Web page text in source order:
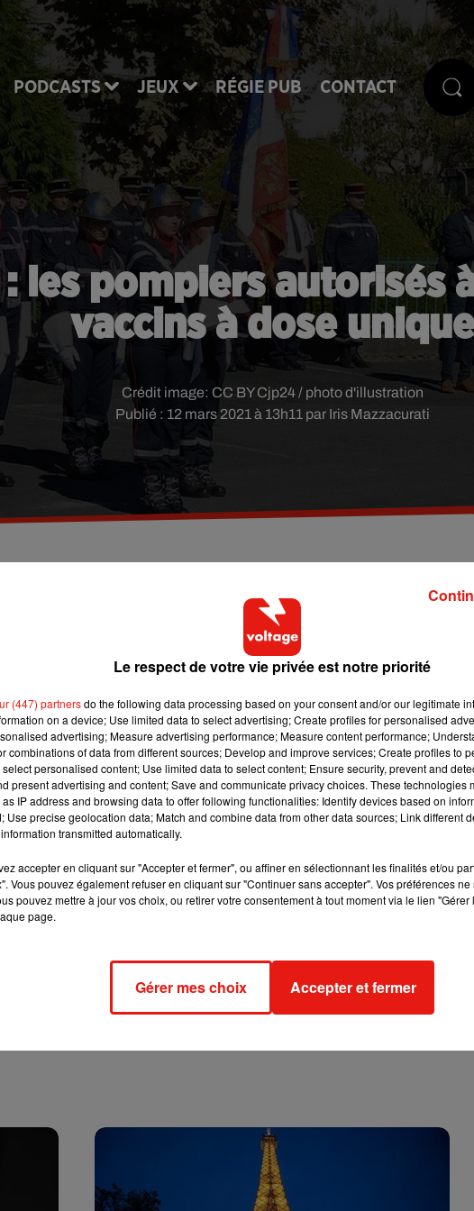
PODCASTS JEUX RÉGIE PUB CONTACT
les pompiers autorisés
vaccins à dose unique
Publié : 12 mars 2021 à 13h11 par Iris Mazzacurati
Crédit image: CC BY Cjp24 / photo d'illustration
tour. Ils ont reçu l'autorisation du gouvernement ce
de France Bleu Provence.
que les vaccins à dose unique. C’est-à-dire, le vaccin Janssen des
le feu vert de l’Union européenne. Il n'est attendu en France que pour
par le patron des sapeurs-pompiers des Bouches-du-Rhône,
l'a demandé en conseil de défense (...) les sapeurs-pompiers sont les
partie de la santé de notre territoire".
autorisé et disponible en France, vacciner tout le monde,
à l’un des composants.
Le respect de votre vie privée est notre priorité
(447) partnersdo the following data processing based on your consent and/or our legitimate
on a device; Use limited data to select advertising; Create profiles for personalised
advertising; Measure advertising performance; Measure content performance;
combinations of data from different sources; Develop and improve services; Create profiles to
personalised content; Use limited data to select content; Ensure security, prevent and
present advertising and content; Save and communicate privacy choices. These technologies
IP address and browsing data to offer following functionalities: Identify devices based on
Use precise geolocation data; Match and combine data from other data sources; Link different
transmitted automatically.
accepter en cliquant sur "Accepter et fermer", ou affiner en sélectionnant les finalités et/ou
Vous pouvez également refuser en cliquant sur "Continuer sans accepter". Vos préférences
pouvez mettre à jour vos choix, ou retirer votre consentement à tout moment via le lien
page.
Gérer mes choix Accepter et fermer